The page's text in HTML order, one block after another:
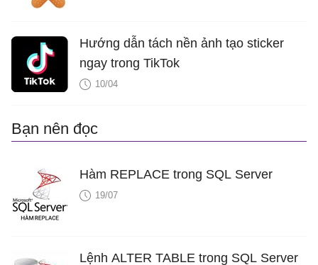
Hướng dẫn tách nền ảnh tạo sticker
ngay trong TikTok
10/04
Bạn nên đọc
Hàm REPLACE trong SQL Server
19/07
Lệnh ALTER TABLE trong SQL Server